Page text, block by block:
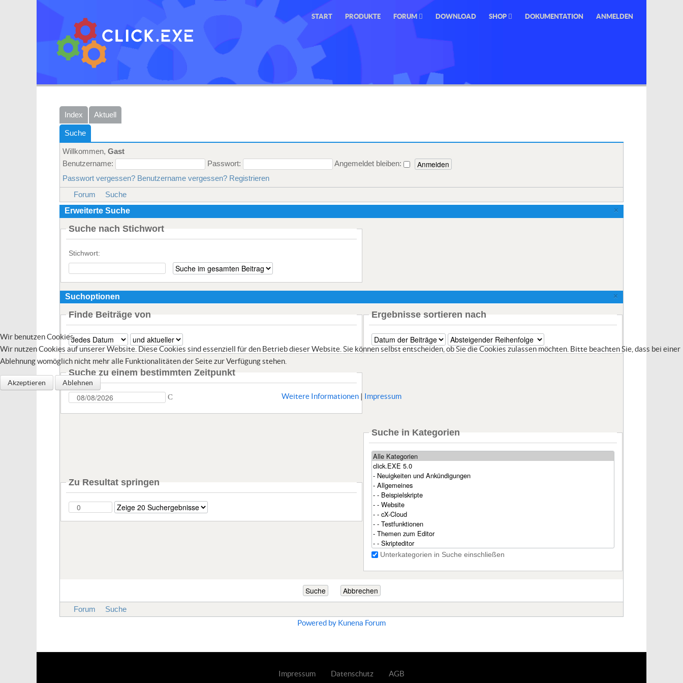
START PRODUKTE FORUM DOWNLOAD SHOP DOKUMENTATION ANMELDEN
Index Aktuell
Suche
Willkommen, Gast
Benutzername:
Passwort:
Angemeldet bleiben:
Passwort vergessen? Benutzername vergessen? Registrieren
Forum
Suche
×
Erweiterte Suche
Suche nach Stichwort
Stichwort:
×
Suchoptionen
Finde Beiträge von Ergebnisse sortieren nach
Suche zu einem bestimmten Zeitpunkt
Zu Resultat springen
Suche in Kategorien
Unterkategorien in Suche einschließen
Forum
Suche
Powered by Kunena Forum
Impressum Datenschutz AGB
Wir benutzen Cookies
Wir nutzen Cookies auf unserer Website. Diese Cookies sind essenziell für den Betrieb dieser Website. Sie können selbst entscheiden, ob Sie die Cookies zulassen möchten. Bitte beachten Sie, dass bei einer
Ablehnung womöglich nicht mehr alle Funktionalitäten der Seite zur Verfügung stehen.
Akzeptieren Ablehnen
Weitere Informationen | Impressum